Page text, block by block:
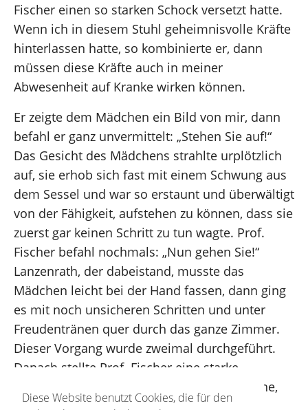
Diese Website benutzt Cookies, die für den
Fischer einen so starken Schock versetzt hatte.
Wenn ich in diesem Stuhl geheimnisvolle Kräfte
hinterlassen hatte, so kombinierte er, dann
müssen diese Kräfte auch in meiner
Abwesenheit auf Kranke wirken können.
Er zeigte dem Mädchen ein Bild von mir, dann
befahl er ganz unvermittelt: „Stehen Sie auf!“
Das Gesicht des Mädchens strahlte urplötzlich
auf, sie erhob sich fast mit einem Schwung aus
dem Sessel und war so erstaunt und überwältigt
von der Fähigkeit, aufstehen zu können, dass sie
zuerst gar keinen Schritt zu tun wagte. Prof.
Fischer befahl nochmals: „Nun gehen Sie!“
Lanzenrath, der dabeistand, musste das
Mädchen leicht bei der Hand fassen, dann ging
es mit noch unsicheren Schritten und unter
Freudentränen quer durch das ganze Zimmer.
Dieser Vorgang wurde zweimal durchgeführt.
Danach stellte Prof. Fischer eine starke
Durchblutung der bis dahin gelähmten Beine,
Rötungen und Wärmeentwicklung fest.